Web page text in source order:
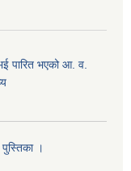
पारित भएको आ. व.
।